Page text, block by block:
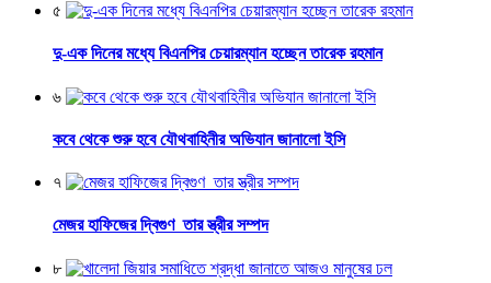
৫
দু-এক দিনের মধ্যে বিএনপির চেয়ারম্যান হচ্ছেন তারেক রহমান
৬
কবে থেকে শুরু হবে যৌথবাহিনীর অভিযান জানালো ইসি
৭
মেজর হাফিজের দ্বিগুণ তার স্ত্রীর সম্পদ
৮